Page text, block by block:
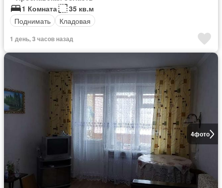
1 Комната
35 кв.м
Поднимать
Кладовая
1 день, 3 часов назад
4фото